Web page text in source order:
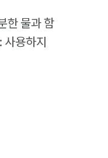
한 물과 함
용하지